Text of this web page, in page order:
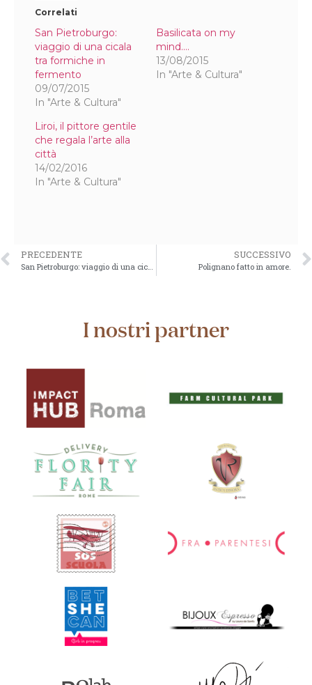
Correlati
San Pietroburgo:
viaggio di una cicala
tra formiche in
fermento
09/07/2015
In "Arte & Cultura"
Basilicata on my
mind….
13/08/2015
In "Arte & Cultura"
Liroi, il pittore gentile
che regala l’arte alla
città
14/02/2016
In "Arte & Cultura"
PRECEDENTE
San Pietroburgo: viaggio di una cicala tra formiche in fermento
SUCCESSIVO
Polignano fatto in amore.
I nostri partner